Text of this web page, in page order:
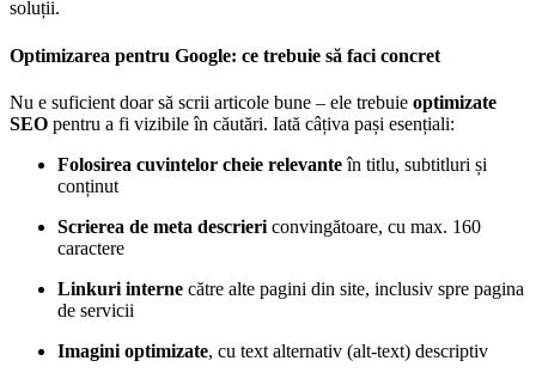
soluții.
Optimizarea pentru Google: ce trebuie să faci concret
Nu e suficient doar să scrii articole bune – ele trebuie optimizate
SEO pentru a fi vizibile în căutări. Iată câțiva pași esențiali:
Folosirea cuvintelor cheie relevanteîn titlu, subtitluri și
conținut
Scrierea de meta descrieri convingătoare, cu max. 160
caractere
Linkuri interne către alte pagini din site, inclusiv spre pagina
de servicii
Imagini optimizate, cu text alternativ (alt-text) descriptiv